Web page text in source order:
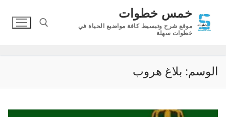
المحتوى
خمس خطوات
موقع شرح وتبسيط كافة مواضيع الحياة في
خطوات سهلة
الوسم: بلاغ هروب